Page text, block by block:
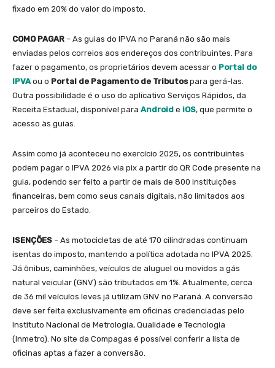
fixado em 20% do valor do imposto.
COMO PAGAR – As guias do IPVA no Paraná não são mais
enviadas pelos correios aos endereços dos contribuintes. Para
fazer o pagamento, os proprietários devem acessar o Portal do
IPVA ou o Portal de Pagamento de Tributospara gerá-las.
Outra possibilidade é o uso do aplicativo Serviços Rápidos, da
Receita Estadual, disponível para Android e iOS, que permite o
acesso às guias.
Assim como já aconteceu no exercício 2025, os contribuintes
podem pagar o IPVA 2026 via pix a partir do QR Code presente na
guia, podendo ser feito a partir de mais de 800 instituições
financeiras, bem como seus canais digitais, não limitados aos
parceiros do Estado.
ISENÇÕES – As motocicletas de até 170 cilindradas continuam
isentas do imposto, mantendo a política adotada no IPVA 2025.
Já ônibus, caminhões, veículos de aluguel ou movidos a gás
natural veicular (GNV) são tributados em 1%. Atualmente, cerca
de 36 mil veículos leves já utilizam GNV no Paraná. A conversão
deve ser feita exclusivamente em oficinas credenciadas pelo
Instituto Nacional de Metrologia, Qualidade e Tecnologia
(Inmetro). No site da Compagas é possível conferir a lista de
oficinas aptas a fazer a conversão.